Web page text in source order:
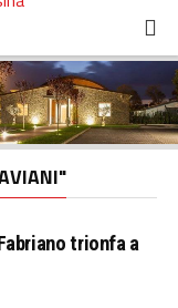
trionfa a